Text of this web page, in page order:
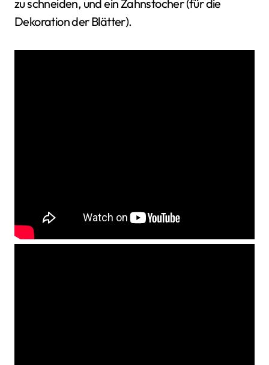
zu schneiden, und ein Zahnstocher (für die
Dekoration der Blätter).